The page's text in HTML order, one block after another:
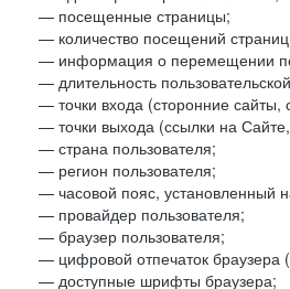
— посещенные страницы;
— количество посещений
— информация о перемещении
— длительность
— точки входа (сторонние сайты,
— точки выхода (ссылки на
— страна пользователя;
— регион пользователя;
— часовой пояс, установленный
— провайдер пользователя;
— браузер пользователя;
— цифровой отпечаток браузера
— доступные шрифты браузера;